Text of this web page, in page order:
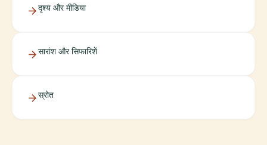
दृश्य और मीडिया
सारांश और सिफारिशें
स्रोत